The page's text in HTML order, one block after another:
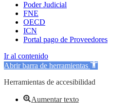
Poder Judicial
FNE
OECD
ICN
Portal pago de Proveedores
Ir al contenido
Abrir barra de herramientas
Herramientas de accesibilidad
Aumentar texto